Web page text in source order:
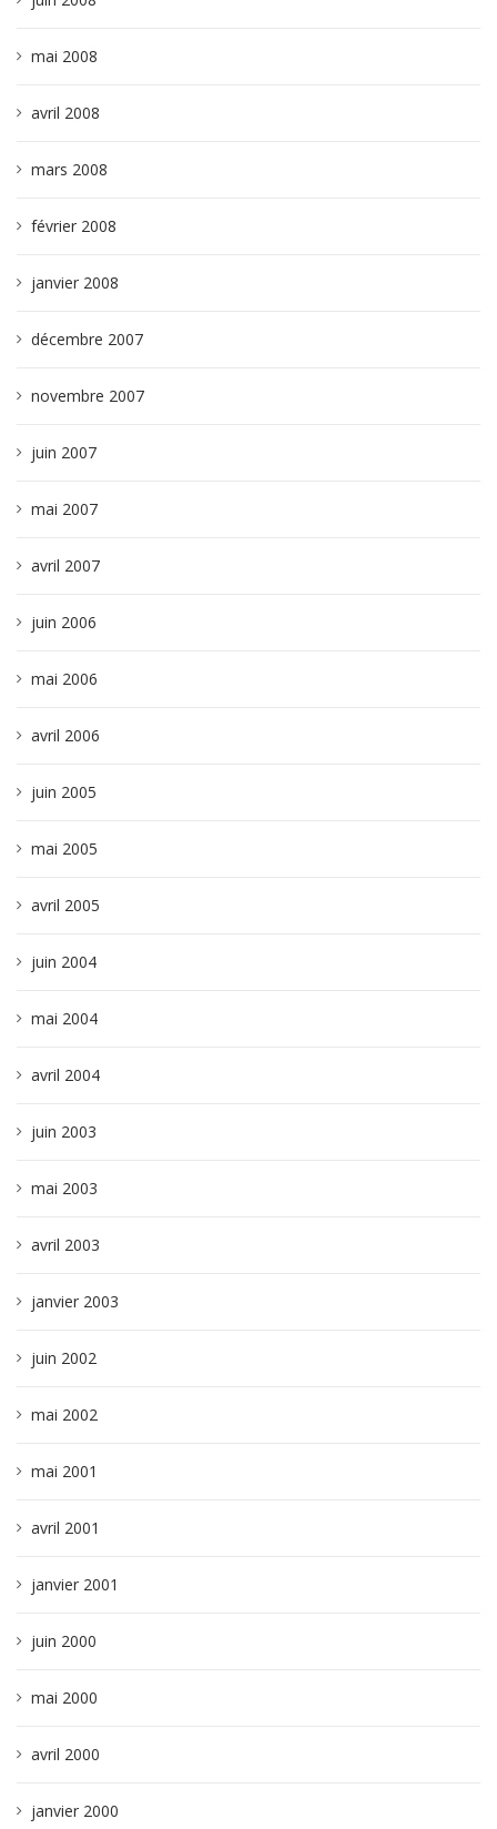
mai 2008
avril 2008
mars 2008
février 2008
janvier 2008
décembre 2007
novembre 2007
juin 2007
mai 2007
avril 2007
juin 2006
mai 2006
avril 2006
juin 2005
mai 2005
avril 2005
juin 2004
mai 2004
avril 2004
juin 2003
mai 2003
avril 2003
janvier 2003
juin 2002
mai 2002
mai 2001
avril 2001
janvier 2001
juin 2000
mai 2000
avril 2000
janvier 2000